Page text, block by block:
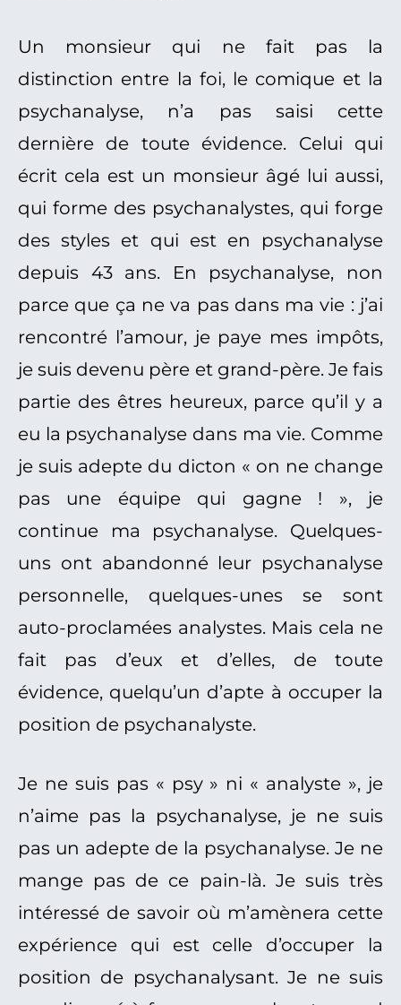
Un monsieur qui ne fait pas la
distinction entre la foi, le comique et la
psychanalyse, n’a pas saisi cette
dernière de toute évidence. Celui qui
écrit cela est un monsieur âgé lui aussi,
qui forme des psychanalystes, qui forge
des styles et qui est en psychanalyse
depuis 43 ans. En psychanalyse, non
parce que ça ne va pas dans ma vie : j’ai
rencontré l’amour, je paye mes impôts,
je suis devenu père et grand-père. Je fais
partie des êtres heureux, parce qu’il y a
eu la psychanalyse dans ma vie. Comme
je suis adepte du dicton « on ne change
pas une équipe qui gagne ! », je
continue ma psychanalyse. Quelques-
uns ont abandonné leur psychanalyse
personnelle, quelques-unes se sont
auto-proclamées analystes. Mais cela ne
fait pas d’eux et d’elles, de toute
évidence, quelqu’un d’apte à occuper la
position de psychanalyste.
Je ne suis pas « psy » ni « analyste », je
n’aime pas la psychanalyse, je ne suis
pas un adepte de la psychanalyse. Je ne
mange pas de ce pain-là. Je suis très
intéressé de savoir où m’amènera cette
expérience qui est celle d’occuper la
position de psychanalysant. Je ne suis